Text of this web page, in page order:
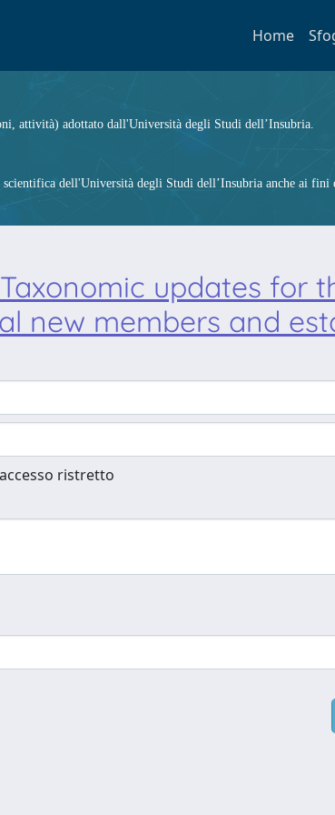
Home
attività) adottato dall'Università degli Studi dell’Insubria.
dell'Università degli Studi dell’Insubria anche ai fini
Taxonomic updates for
new members and
ristretto